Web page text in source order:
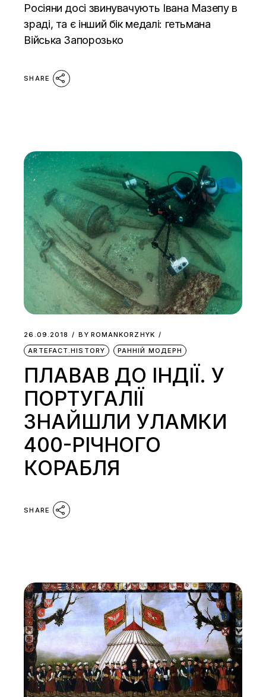
Росіяни досі звинувачують Івана Мазепу в
зраді, та є інший бік медалі: гетьмана
Війська Запорозько
SHARE
26.09.2018 BY ROMANKORZHYK
ARTEFACT.HISTORY
РАННІЙ МОДЕРН
ПЛАВАВ ДО ІНДІЇ. У
ПОРТУГАЛІЇ
ЗНАЙШЛИ УЛАМКИ
400-РІЧНОГО
КОРАБЛЯ
SHARE